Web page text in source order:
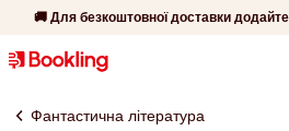
🚚 Для безкоштовної доставки
Фантастична література